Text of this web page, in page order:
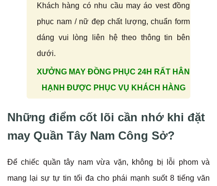
Khách hàng có nhu cầu may áo vest đồng
phục nam / nữ đẹp chất lượng, chuẩn form
dáng vui lòng liên hệ theo thông tin bên
dưới.
XƯỞNG MAY ĐỒNG PHỤC 24H RẤT HÂN
HẠNH ĐƯỢC PHỤC VỤ KHÁCH HÀNG
Những điểm cốt lõi cần nhớ khi đặt
may Quần Tây Nam Công Sở?
Để chiếc quần tây nam vừa vặn, không bị lỗi phom và
mang lại sự tự tin tối đa cho phái mạnh suốt 8 tiếng văn